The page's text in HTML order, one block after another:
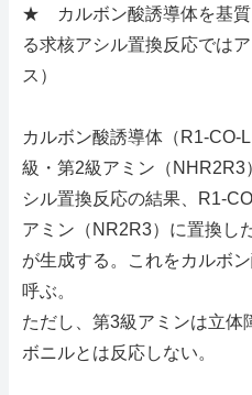
★ カルボン酸誘導体を基質
る求核アシル置換反応では
ス）
カルボン酸誘導体（R1-CO-
級・第2級アミン（NHR2R3
シル置換反応の結果、R1-
アミン（NR2R3）に置換し
が生成する。これをカルボ
呼ぶ。
ただし、第3級アミンは立体
ボニルとは反応しない。